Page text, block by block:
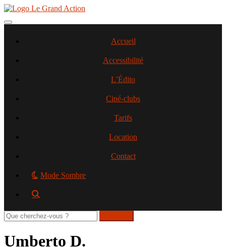
Aller
contenu
Toggle navigation
Accueil
Accessibilité
L’Édito
Ciné-clubs
Tarifs
Location
Contact
Mode Sombre
Rechercher
sur
site
Umberto D.